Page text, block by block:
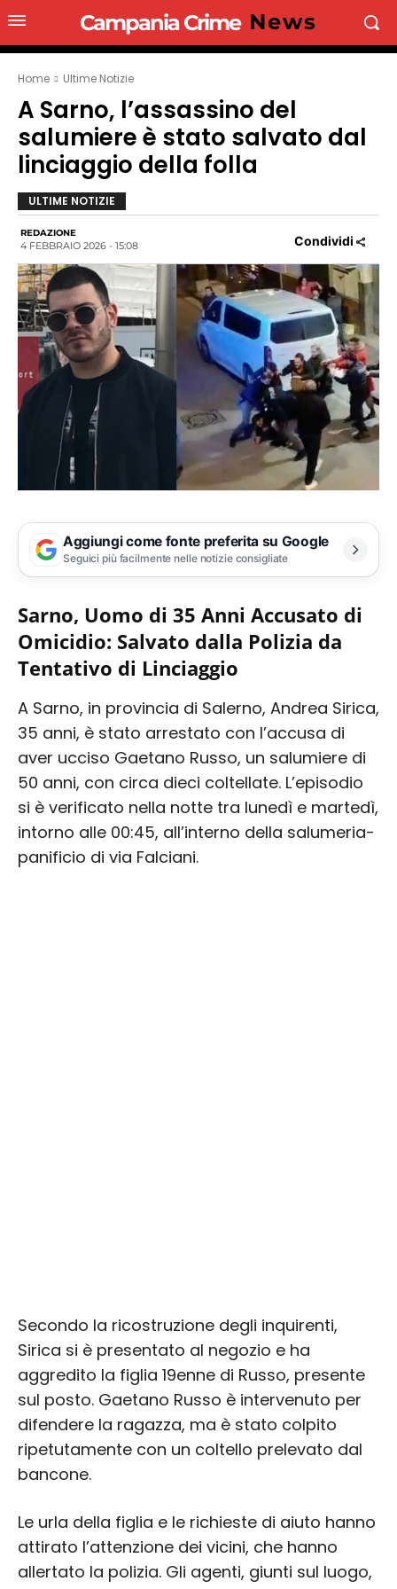
Campania Crime News
Home Ultime Notizie
A Sarno, l’assassino del
salumiere è stato salvato dal
linciaggio della folla
ULTIME NOTIZIE
REDAZIONE
4 FEBBRAIO 2026 - 15:08 Condividi
Aggiungi come fonte preferita su Google
Seguici più facilmente nelle notizie consigliate
Sarno, Uomo di 35 Anni Accusato di
Omicidio: Salvato dalla Polizia da
Tentativo di Linciaggio
A Sarno, in provincia di Salerno, Andrea Sirica,
35 anni, è stato arrestato con l’accusa di
aver ucciso Gaetano Russo, un salumiere di
50 anni, con circa dieci coltellate. L’episodio
si è verificato nella notte tra lunedì e martedì,
intorno alle 00:45, all’interno della salumeria-
panificio di via Falciani.
Secondo la ricostruzione degli inquirenti,
Sirica si è presentato al negozio e ha
aggredito la figlia 19enne di Russo, presente
sul posto. Gaetano Russo è intervenuto per
difendere la ragazza, ma è stato colpito
ripetutamente con un coltello prelevato dal
bancone.
Le urla della figlia e le richieste di aiuto hanno
attirato l’attenzione dei vicini, che hanno
allertato la polizia. Gli agenti, giunti sul luogo,